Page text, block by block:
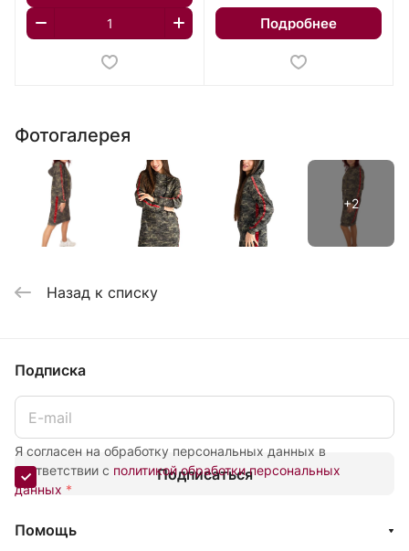
Подробнее
Фотогалерея
Назад к списку
Подписка
Я согласен на обработку персональных данных в
соответствии с политикой обработки персональных
данных *
Подписаться
Помощь